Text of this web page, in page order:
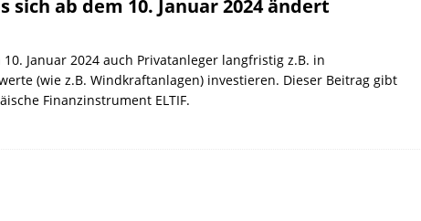
sich ab dem 10. Januar 2024 ändert
Januar 2024 auch Privatanleger langfristig z.B. in
(wie z.B. Windkraftanlagen) investieren. Dieser Beitrag gibt
Finanzinstrument ELTIF.